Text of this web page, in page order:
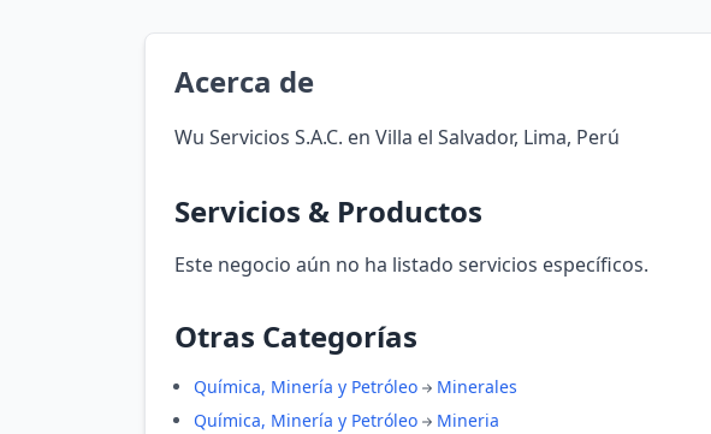
Acerca de
Wu Servicios S.A.C. en Villa el Salvador, Lima, Perú
Servicios & Productos
Este negocio aún no ha listado servicios específicos.
Otras Categorías
Química, Minería y Petróleo
Minerales
Química, Minería y Petróleo
Mineria